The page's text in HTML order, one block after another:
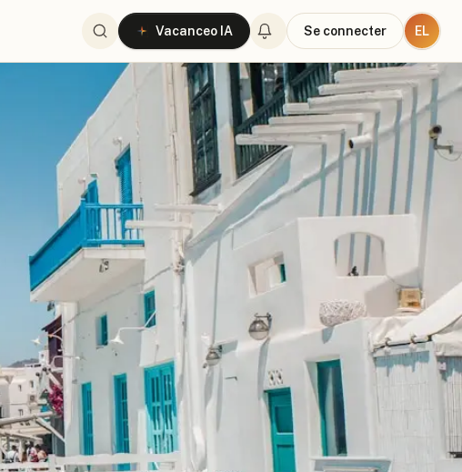
Vacanceo IA Se connecter EL